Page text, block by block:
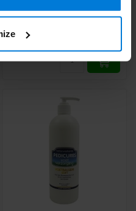
15,86